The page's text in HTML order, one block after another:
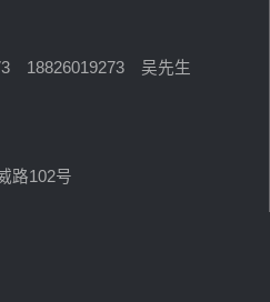
18826019273 吴先生
路102号